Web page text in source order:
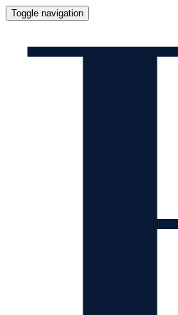
Toggle navigation